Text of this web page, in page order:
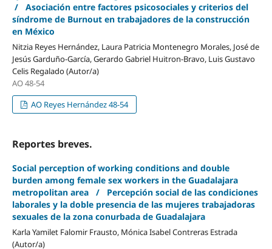
/ Asociación entre factores psicosociales y criterios del
síndrome de Burnout en trabajadores de la construcción
en México
Nitzia Reyes Hernández, Laura Patricia Montenegro Morales, José de
Jesús Garduño-García, Gerardo Gabriel Huitron-Bravo, Luis Gustavo
Celis Regalado (Autor/a)
AO 48-54
AO Reyes Hernández 48-54
Reportes breves.
Social perception of working conditions and double
burden among female sex workers in the Guadalajara
metropolitan area / Percepción social de las condiciones
laborales y la doble presencia de las mujeres trabajadoras
sexuales de la zona conurbada de Guadalajara
Karla Yamilet Falomir Frausto, Mónica Isabel Contreras Estrada
(Autor/a)